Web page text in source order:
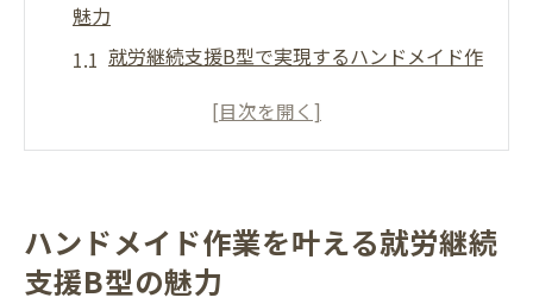
魅力
就労継続支援B型で実現するハンドメイド作
大阪で広がる就労継続支援B型の可能性
障害や体調に合わせた就労継続支援B型の魅
力
ハンドメイド作業を叶える就労継続
支援B型の魅力